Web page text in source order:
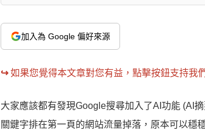
加入為 Google 偏好來源
↪︎ 如果您覺得本文章對您有益，點擊按鈕支持我
大家應該都有發現Google搜尋加入了AI功能 (AI
關鍵字排在第一頁的網站流量掉落，原本可以穩